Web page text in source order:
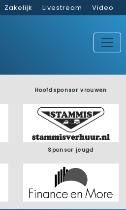
Zakelijk Livestream Video
Hoofdsponsor vrouwen
Sponsor jeugd